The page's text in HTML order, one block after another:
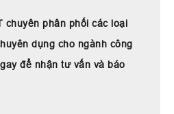
chuyên phân phối các loại
dụng cho ngành công
để nhận tư vấn và báo